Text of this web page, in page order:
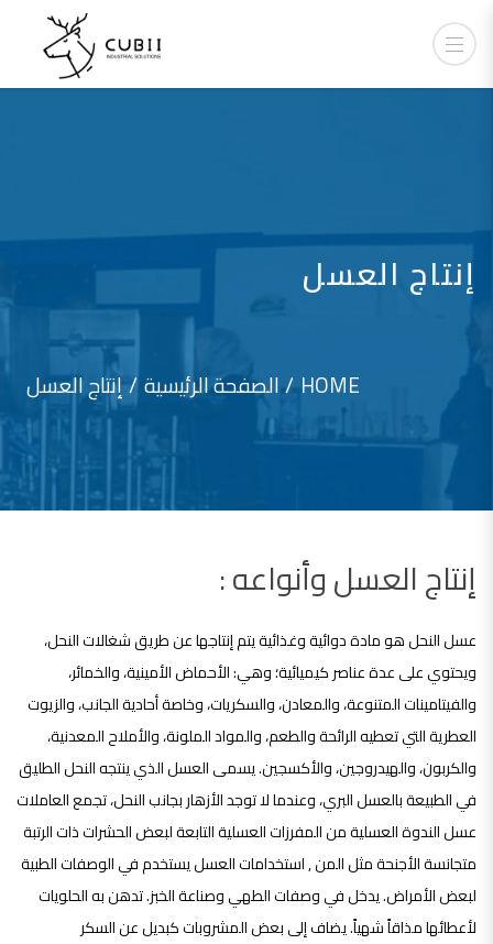
إنتاج العسل
HOME الصفحة الرئيسية إنتاج العسل
إنتاج العسل وأنواعه :
عسل النحل هو مادة دوائية وغذائية يتم إنتاجها عن طريق شغالات النحل،
ويحتوي على عدة عناصر كيميائية؛ وهي: الأحماض الأمينية، والخمائر،
والفيتامينات المتنوعة، والمعادن، والسكريات، وخاصة أحادية الجانب، والزيوت
العطرية التي تعطيه الرائحة والطعم، والمواد الملونة، والأملاح المعدنية،
والكربون، والهيدروجين، والأكسجين. يسمى العسل الذي ينتجه النحل الطليق
في الطبيعة بالعسل البري، وعندما لا توجد الأزهار بجانب النحل، تجمع العاملات
عسل الندوة العسلية من المفرزات العسلية التابعة لبعض الحشرات ذات الرتبة
متجانسة الأجنحة مثل المن , استخدامات العسل يستخدم في الوصفات الطبية
لبعض الأمراض. يدخل في وصفات الطهي وصناعة الخبز. تدهن به الحلويات
لأعطائها مذاقاً شهياً. يضاف إلى بعض المشروبات كبديل عن السكر